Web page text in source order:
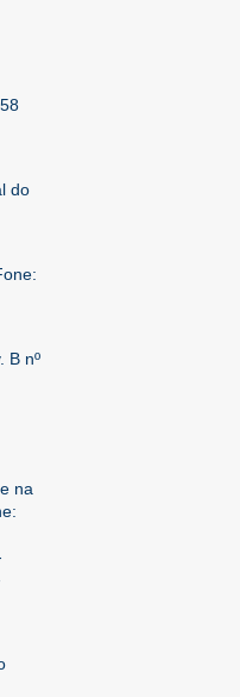
do
B nº
na